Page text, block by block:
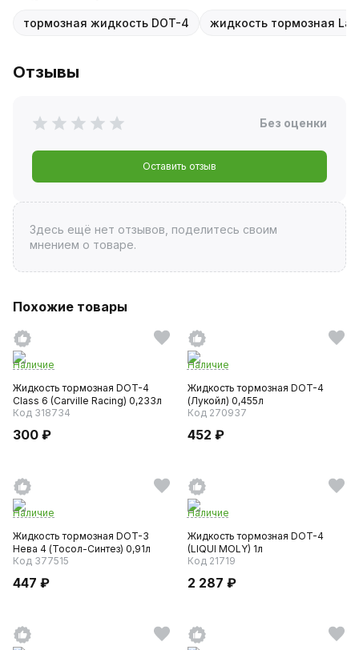
тормозная жидкость DOT-4 жидкость тормозная
Отзывы
Без оценки
Оставить отзыв
Здесь ещё нет отзывов, поделитесь своим
мнением о товаре.
Похожие товары
Наличие
Жидкость тормозная DOT-4
Class 6 (Carville Racing) 0,233л
Код 318734
300 ₽
Наличие
Жидкость тормозная DOT-4
(Лукойл) 0,455л
Код 270937
452 ₽
Наличие
Жидкость тормозная DOT-3
Нева 4 (Тосол-Синтез) 0,91л
Код 377515
447 ₽
Наличие
Жидкость тормозная DOT-4
(LIQUI MOLY) 1л
Код 21719
2 287 ₽